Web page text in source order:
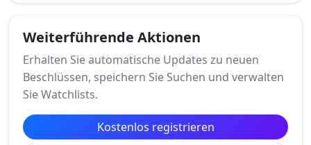
Weiterführende Aktionen
Erhalten Sie automatische Updates zu neuen
Beschlüssen, speichern Sie Suchen und verwalten
Sie Watchlists.
Kostenlos registrieren